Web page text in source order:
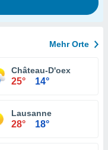
Mehr Orte
Château-D'oex
25° 14°
Lausanne
28° 18°